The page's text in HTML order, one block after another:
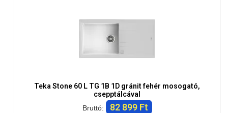
Teka Stone 60 L TG 1B 1D gránit fehér mosogató,
csepptálcával
Bruttó:
82 899 Ft